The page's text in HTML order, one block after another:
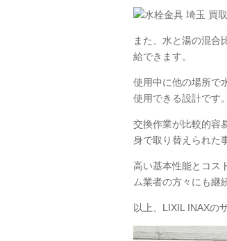
また、水と湯の混合
給できます。
使用中に他の場所で
使用できる設計です。
交換作業が比較的容
身で取り替えられた
高い基本性能とコス
ム業者の方々にも継
以上、LIXIL INAXの